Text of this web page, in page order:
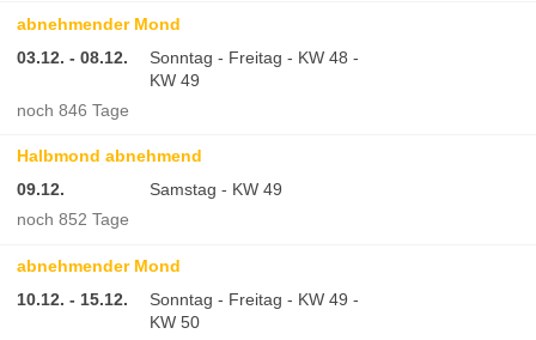
abnehmender Mond
03.12. - 08.12.
Sonntag - Freitag - KW 48 -
KW 49
noch 846 Tage
Halbmond abnehmend
09.12.
Samstag - KW 49
noch 852 Tage
abnehmender Mond
10.12. - 15.12.
Sonntag - Freitag - KW 49 -
KW 50